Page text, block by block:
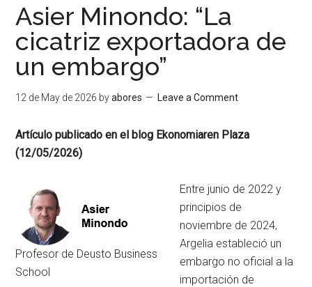
Asier Minondo: “La
cicatriz exportadora de
un embargo”
12 de May de 2026 byabores Leave a Comment
Artículo publicado en el blog Ekonomiaren Plaza
(12/05/2026)
Profesor de Deusto Business
School
Entre junio de 2022 y
principios de
noviembre de 2024,
Argelia estableció un
embargo no oficial a la
importación de